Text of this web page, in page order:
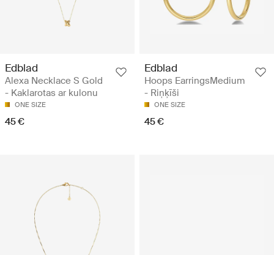
Edblad
Alexa Necklace S Gold
- Kaklarotas ar kulonu
ONE SIZE
45 €
Edblad
Hoops EarringsMedium
- Riņķīši
ONE SIZE
45 €